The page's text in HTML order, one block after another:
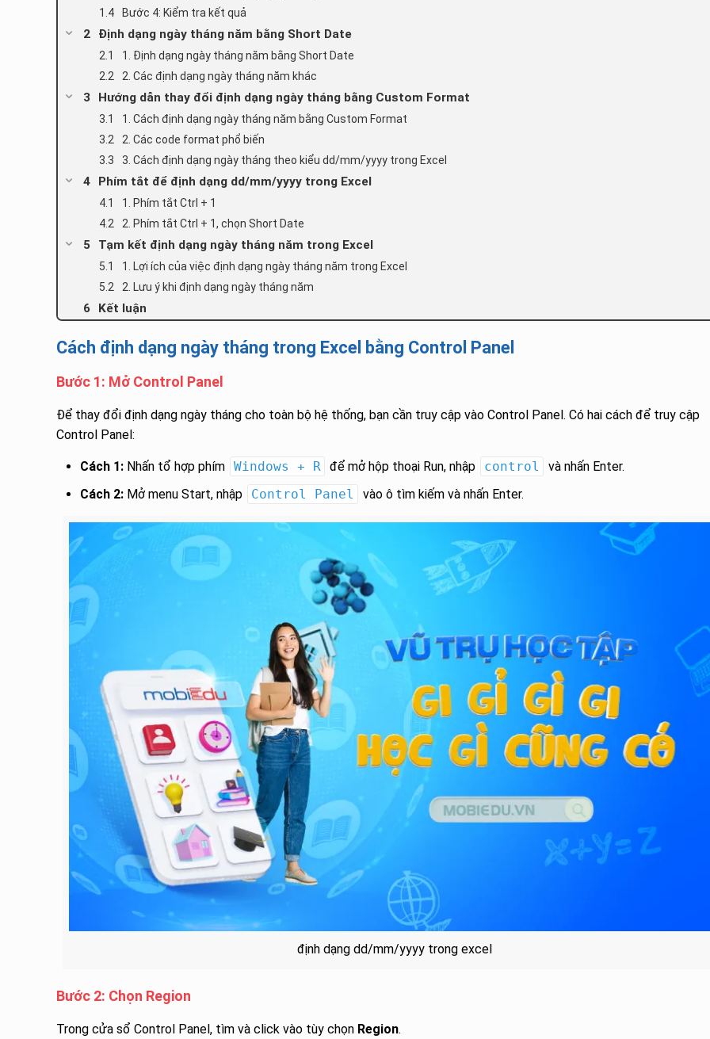
Bước 4: Kiểm tra kết quả
Định dạng ngày tháng năm bằng Short Date
1. Định dạng ngày tháng năm bằng Short Date
2. Các định dạng ngày tháng năm khác
Hướng dẫn thay đổi định dạng ngày tháng bằng Custom Format
1. Cách định dạng ngày tháng năm bằng Custom Format
2. Các code format phổ biến
3. Cách định dạng ngày tháng theo kiểu dd/mm/yyyy trong Excel
Phím tắt để định dạng dd/mm/yyyy trong Excel
1. Phím tắt Ctrl + 1
2. Phím tắt Ctrl + 1, chọn Short Date
Tạm kết định dạng ngày tháng năm trong Excel
1. Lợi ích của việc định dạng ngày tháng năm trong Excel
2. Lưu ý khi định dạng ngày tháng năm
Kết luận
Cách định dạng ngày tháng trong Excel bằng Control Panel
Bước 1: Mở Control Panel
Để thay đổi định dạng ngày tháng cho toàn bộ hệ thống, bạn cần truy cập vào Control Panel. Có hai cách để truy cập
Control Panel:
Cách 1:Nhấn tổ hợp phím Windows + R để mở hộp thoại Run, nhập control
và nhấn Enter.
Cách 2:Mở menu Start, nhập Control Panel vào ô tìm kiếm và nhấn Enter.
định dạng dd/mm/yyyy trong excel
Bước 2: Chọn Region
Trong cửa sổ Control Panel, tìm và click vào tùy chọn Region.